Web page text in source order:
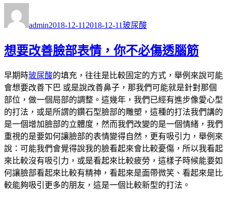
者
admin佈
期:
2018-12-11 2018-12-11類
玻尿酸
想要改善臉部表情，你不必傷透腦筋
早期時玻尿酸的填充，往往是比較固定的方式，舉例來說可能
會想要改善下巴 或是說改善鼻子，那我們可能就是針對那個
部位，做一個局部的調整。這幾年，我們已經有進步像愛心型
的打法，或是所謂的鑽石型臉部的雕塑，這種的打法我們講的
是一個增加臉部的立體度，然而我們改變的是一個情緒，我們
重視的是要如何讓臉部的表情變得自然，更有吸引力，舉例來
說：可能我們會覺得說我的臉看起來會比較憂傷，所以我看起
來比較沒有吸引力，或是看起來比較疲勞，這樣子時候能要如
何讓臉部看起來比較有精神，看起來是面帶微笑、看起來是比
較能夠吸引更多的朋友，這是一個比較新型的打法。